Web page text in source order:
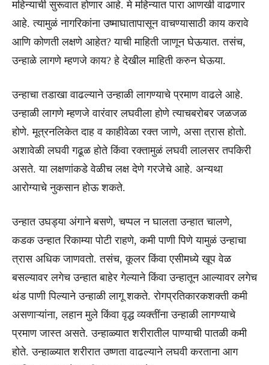
महिन्याची सुरूवात होणार आहे. मे महिन्यात पारा आणखी वाढणार
आहे. त्यामुळं नागरिकांना उष्माघातापासून वाचण्यासाठी काय करावे
आणि कोणती लक्षणे आहेत? याची माहिती जाणून घेऊयात. तसंच,
उन्हाळे लागणे म्हणजे काय? हे देखील माहिती करुन घेऊया.
उन्हाचा तडाखा वाढल्याने उन्हाळी लागण्याचे प्रमाण वाढले आहे.
उन्हाळी लागणे म्हणजे वारंवार लघवीला होणे त्याचबरोबर जळजळ
होणे. मूत्रनलिकेत दाह व काहीवेळा रक्त जाणे, असा त्रास होतो.
अशावेळी लघवी गढूळ होते किंवा रक्तामुळं लघवी लालसर तपकिरी
असते. या लक्षणांकडे वेळीच लक्ष देणे गरजेचे आहे. अन्यथा
आरोग्याचे नुकसान होऊ शकते.
उन्हात उघड्या अंगाने बसणे, चप्पल न घालता उन्हात चालणे,
कडक उन्हात रिकाम्या पोटी राहणे, कमी पाणी पिणे यामुळं उन्हाचा
त्रास अधिक जाणवतो. तसंच, कूलर किंवा एसीमध्ये खूप वेळ
बसल्यावर लगेच उन्हात बाहेर गेल्याने किंवा उन्हातून आल्यावर लगेच
थंड पाणी पिल्याने उन्हाळी लागू शकते. रोगप्रतिकारकशक्ती कमी
असणाऱ्यांना, लहान मुले किंवा वृद्ध व्यक्तींना उन्हाळी लागण्याचे
प्रमाण जास्त असते. उन्हाळ्यात शरीरातील पाण्याची पातळी कमी
होते. उन्हाळ्यात शरीरात उष्णता वाढल्याने लघवी करताना आग